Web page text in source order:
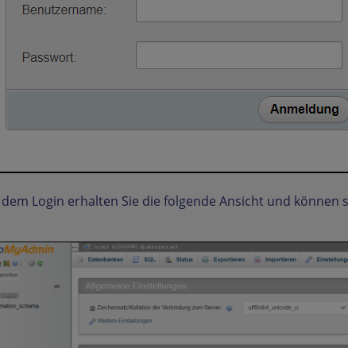
Login erhalten Sie die folgende Ansicht und